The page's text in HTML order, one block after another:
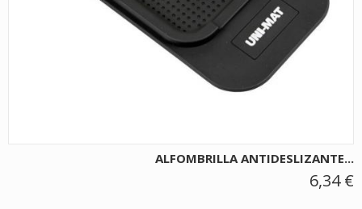
ALFOMBRILLA ANTIDESLIZANTE...
6,34 €